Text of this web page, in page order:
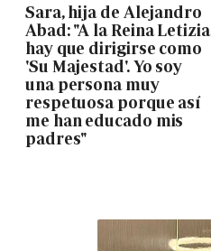
Sara, hija de Alejandro
Abad: "A la Reina Letizia
hay que dirigirse como
'Su Majestad'. Yo soy
una persona muy
respetuosa porque así
me han educado mis
padres"